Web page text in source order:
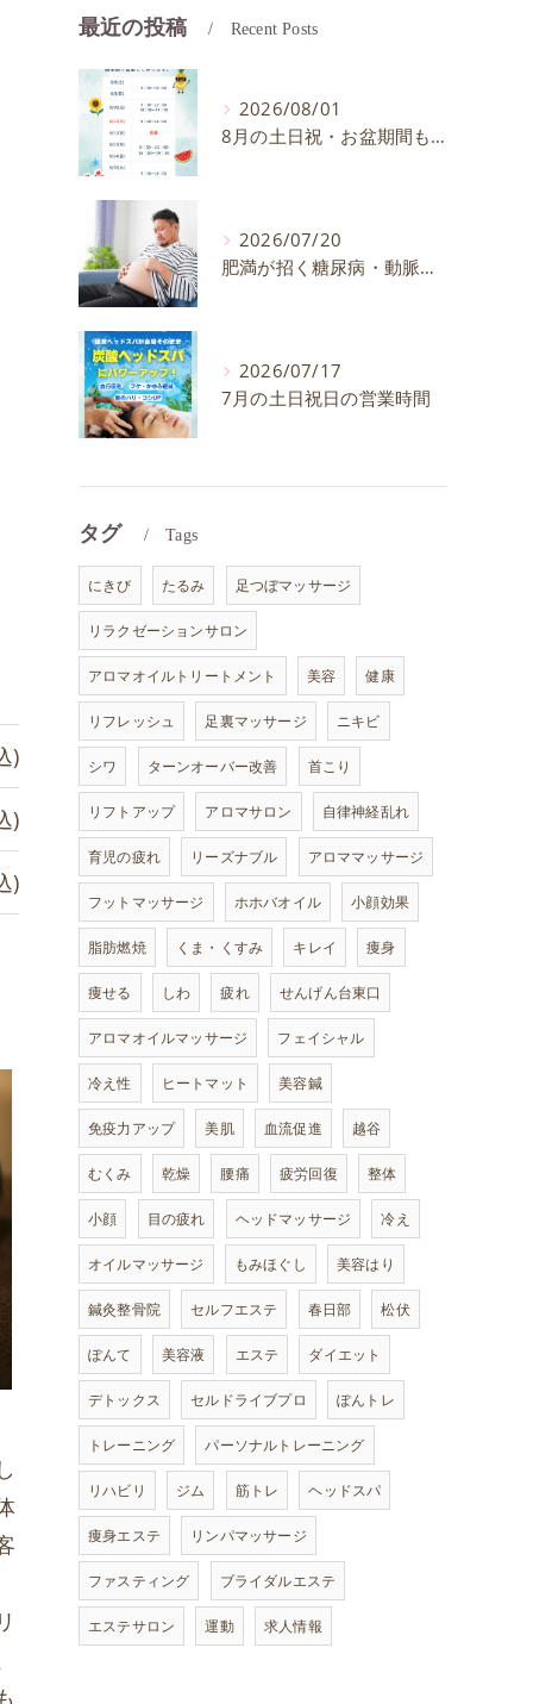
)
)
)
最近の投稿 Recent Posts
2026/08/01
8月の土日祝・お盆期間も通常通り営業いたします
2026/07/20
肥満が招く糖尿病・動脈硬化のリスクとは？30代40代男性が今すぐ始めたい予防法を徹底解説
2026/07/17
7月の土日祝日の営業時間
タグ Tags
にきび たるみ 足つぼマッサージ
リラクゼーションサロン
アロマオイルトリートメント 美容 健康
リフレッシュ 足裏マッサージ ニキビ
シワ ターンオーバー改善 首こり
リフトアップ アロマサロン 自律神経乱れ
育児の疲れ リーズナブル アロママッサージ
フットマッサージ ホホバオイル 小顔効果
脂肪燃焼 くま・くすみ キレイ 痩身
痩せる しわ 疲れ せんげん台東口
アロマオイルマッサージ フェイシャル
冷え性 ヒートマット 美容鍼
免疫力アップ 美肌 血流促進 越谷
むくみ 乾燥 腰痛 疲労回復 整体
小顔 目の疲れ ヘッドマッサージ 冷え
オイルマッサージ もみほぐし 美容はり
鍼灸整骨院 セルフエステ 春日部 松伏
ぽんて 美容液 エステ ダイエット
デトックス セルドライブプロ ぽんトレ
トレーニング パーソナルトレーニング
リハビリ ジム 筋トレ ヘッドスパ
痩身エステ リンパマッサージ
ファスティング ブライダルエステ
エステサロン 運動 求人情報